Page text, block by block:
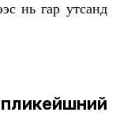
нь гар утсанд